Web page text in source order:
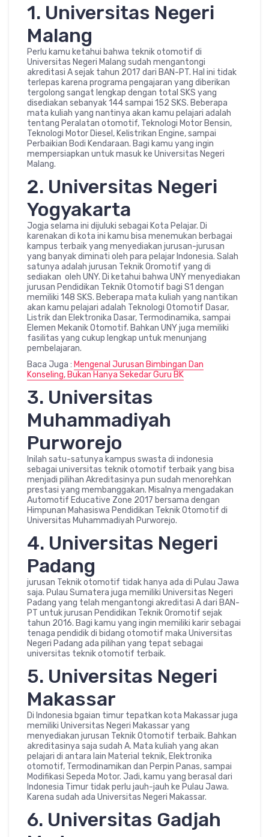
1. Universitas Negeri
Malang
Perlu kamu ketahui bahwa teknik otomotif di
Universitas Negeri Malang sudah mengantongi
akreditasi A sejak tahun 2017 dari BAN-PT. Hal ini tidak
terlepas karena programa pengajaran yang diberikan
tergolong sangat lengkap dengan total SKS yang
disediakan sebanyak 144 sampai 152 SKS. Beberapa
mata kuliah yang nantinya akan kamu pelajari adalah
tentang Peralatan otomotif, Teknologi Motor Bensin,
Teknologi Motor Diesel, Kelistrikan Engine, sampai
Perbaikian Bodi Kendaraan. Bagi kamu yang ingin
mempersiapkan untuk masuk ke Universitas Negeri
Malang.
2. Universitas Negeri
Yogyakarta
Jogja selama ini dijuluki sebagai Kota Pelajar. Di
karenakan di kota ini kamu bisa menemukan berbagai
kampus terbaik yang menyediakan jurusan-jurusan
yang banyak diminati oleh para pelajar Indonesia. Salah
satunya adalah jurusan Teknik Oromotif yang di
sediakan oleh UNY. Di ketahui bahwa UNY menyediakan
jurusan Pendidikan Teknik Otomotif bagi S1 dengan
memiliki 148 SKS. Beberapa mata kuliah yang nantikan
akan kamu pelajari adalah Teknologi Otomotif Dasar,
Listrik dan Elektronika Dasar, Termodinamika, sampai
Elemen Mekanik Otomotif. Bahkan UNY juga memiliki
fasilitas yang cukup lengkap untuk menunjang
pembelajaran.
Baca Juga : Mengenal Jurusan Bimbingan Dan
Konseling, Bukan Hanya Sekedar Guru BK
3. Universitas
Muhammadiyah
Purworejo
Inilah satu-satunya kampus swasta di indonesia
sebagai universitas teknik otomotif terbaik yang bisa
menjadi pilihan Akreditasinya pun sudah menorehkan
prestasi yang membanggakan. Misalnya mengadakan
Automotif Educative Zone 2017 bersama dengan
Himpunan Mahasiswa Pendidikan Teknik Otomotif di
Universitas Muhammadiyah Purworejo.
4. Universitas Negeri
Padang
jurusan Teknik otomotif tidak hanya ada di Pulau Jawa
saja. Pulau Sumatera juga memiliki Universitas Negeri
Padang yang telah mengantongi akreditasi A dari BAN-
PT untuk jurusan Pendidikan Teknik Oromotif sejak
tahun 2016. Bagi kamu yang ingin memiliki karir sebagai
tenaga pendidik di bidang otomotif maka Universitas
Negeri Padang ada pilihan yang tepat sebagai
universitas teknik otomotif terbaik.
5. Universitas Negeri
Makassar
Di Indonesia bgaian timur tepatkan kota Makassar juga
memiliki Universitas Negeri Makassar yang
menyediakan jurusan Teknik Otomotif terbaik. Bahkan
akreditasinya saja sudah A. Mata kuliah yang akan
pelajari di antara lain Material teknik, Elektronika
otomotif, Termodinamikan dan Perpin Panas, sampai
Modifikasi Sepeda Motor. Jadi, kamu yang berasal dari
Indonesia Timur tidak perlu jauh-jauh ke Pulau Jawa.
Karena sudah ada Universitas Negeri Makassar.
6. Universitas Gadjah